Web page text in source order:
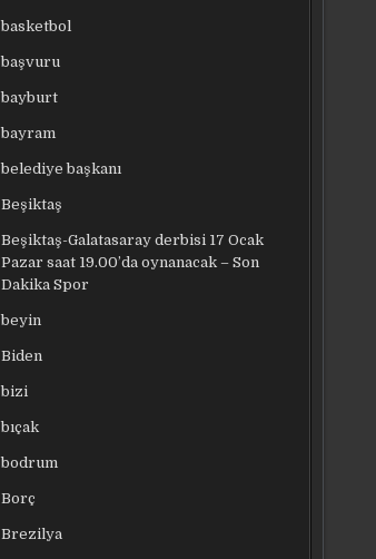
basketbol
başvuru
bayburt
bayram
belediye başkanı
Beşiktaş
Beşiktaş-Galatasaray derbisi 17 Ocak
Pazar saat 19.00’da oynanacak – Son
Dakika Spor
beyin
Biden
bizi
bıçak
bodrum
Borç
Brezilya